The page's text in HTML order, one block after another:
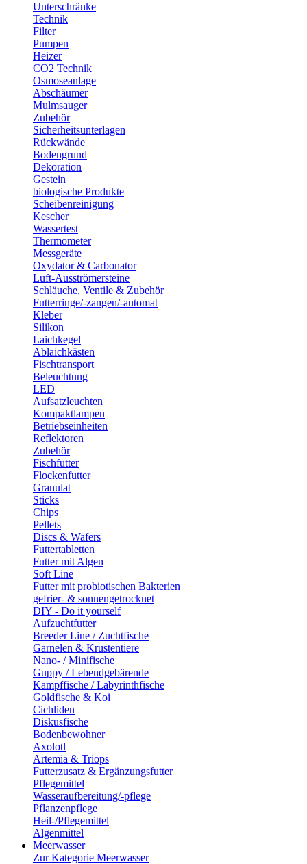
Unterschränke
Technik
Filter
Pumpen
Heizer
CO2 Technik
Osmoseanlage
Abschäumer
Mulmsauger
Zubehör
Sicherheitsunterlagen
Rückwände
Bodengrund
Dekoration
Gestein
biologische Produkte
Scheibenreinigung
Kescher
Wassertest
Thermometer
Messgeräte
Oxydator & Carbonator
Luft-Ausströmersteine
Schläuche, Ventile & Zubehör
Futterringe/-zangen/-automat
Kleber
Silikon
Laichkegel
Ablaichkästen
Fischtransport
Beleuchtung
LED
Aufsatzleuchten
Kompaktlampen
Betriebseinheiten
Reflektoren
Zubehör
Fischfutter
Flockenfutter
Granulat
Sticks
Chips
Pellets
Discs & Wafers
Futtertabletten
Futter mit Algen
Soft Line
Futter mit probiotischen Bakterien
gefrier- & sonnengetrocknet
DIY - Do it yourself
Aufzuchtfutter
Breeder Line / Zuchtfische
Garnelen & Krustentiere
Nano- / Minifische
Guppy / Lebendgebärende
Kampffische / Labyrinthfische
Goldfische & Koi
Cichliden
Diskusfische
Bodenbewohner
Axolotl
Artemia & Triops
Futterzusatz & Ergänzungsfutter
Pflegemittel
Wasseraufbereitung/-pflege
Pflanzenpflege
Heil-/Pflegemittel
Algenmittel
Meerwasser
Zur Kategorie Meerwasser